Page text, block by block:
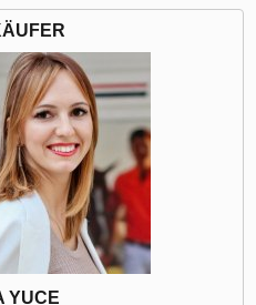
YUCE